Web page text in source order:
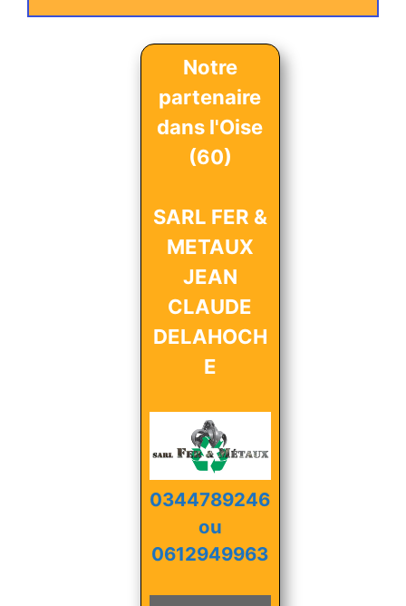
Notre
partenaire
dans l'Oise
(60)
SARL FER &
METAUX
JEAN
CLAUDE
DELAHOCH
E
0344789246
ou
0612949963